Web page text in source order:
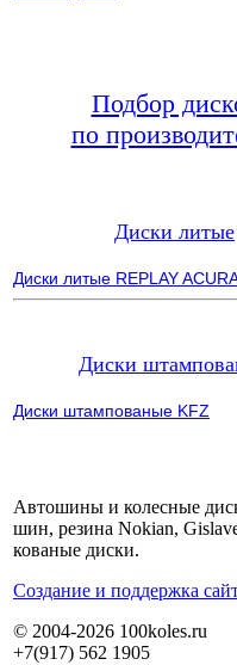
Подбор
по
Диски литые
Диски литые REPLAY
Диски
Диски штампованые KFZ
Автошины и колесные
шин, резина Nokian,
кованые диски.
Cоздание и поддержка
© 2004-2026 100koles.ru
+7(917) 562 1905